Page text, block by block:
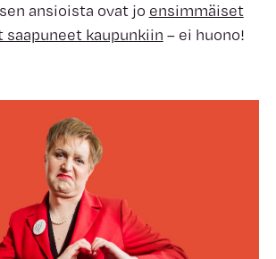
ansioista ovat jo ensimmäiset
kaupunkiin – ei huono!